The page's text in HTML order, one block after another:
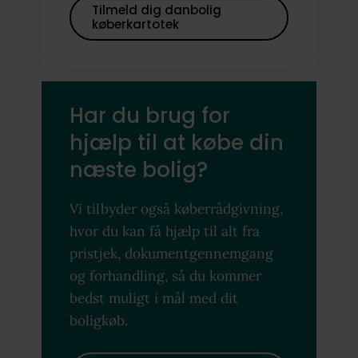
Tilmeld dig danbolig
køberkartotek
Har du brug for
hjælp til at købe din
næste bolig?
Vi tilbyder også køberrådgivning,
hvor du kan få hjælp til alt fra
pristjek, dokumentgennemgang
og forhandling, så du kommer
bedst muligt i mål med dit
boligkøb.